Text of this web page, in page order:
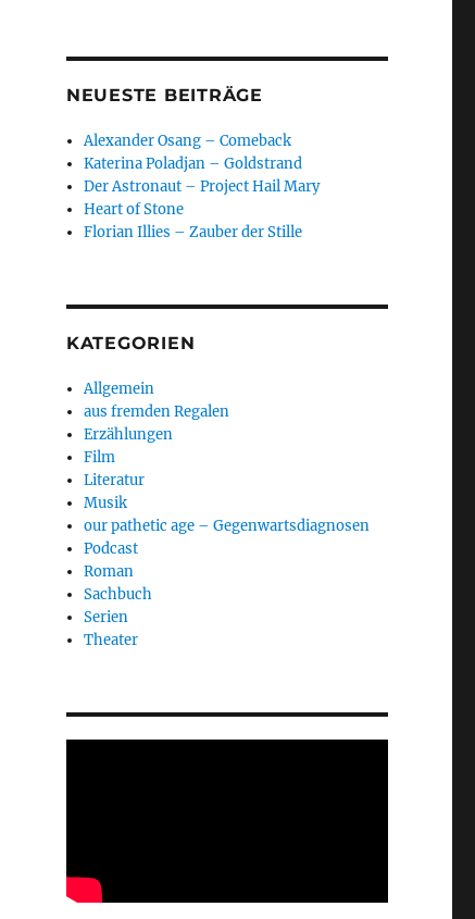
NEUESTE BEITRÄGE
Alexander Osang – Comeback
Katerina Poladjan – Goldstrand
Der Astronaut – Project Hail Mary
Heart of Stone
Florian Illies – Zauber der Stille
KATEGORIEN
Allgemein
aus fremden Regalen
Erzählungen
Film
Literatur
Musik
our pathetic age – Gegenwartsdiagnosen
Podcast
Roman
Sachbuch
Serien
Theater